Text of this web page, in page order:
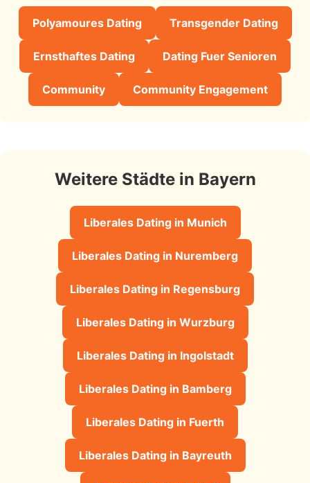
Polyamoures Dating Transgender Dating
Ernsthaftes Dating Dating Fuer Senioren
Community Community Engagement
Weitere Städte in Bayern
Liberales Dating in Munich
Liberales Dating in Nuremberg
Liberales Dating in Regensburg
Liberales Dating in Wurzburg
Liberales Dating in Ingolstadt
Liberales Dating in Bamberg
Liberales Dating in Fuerth
Liberales Dating in Bayreuth